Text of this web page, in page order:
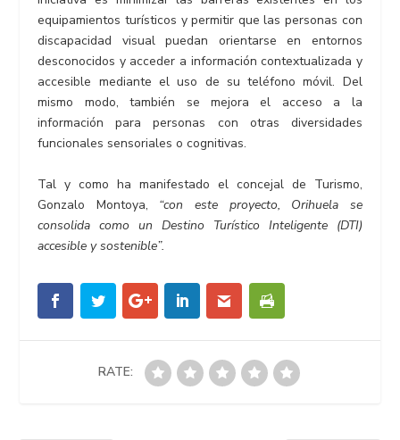
equipamientos turísticos y permitir que las personas con
discapacidad visual puedan orientarse en entornos
desconocidos y acceder a información contextualizada y
accesible mediante el uso de su teléfono móvil. Del
mismo modo, también se mejora el acceso a la
información para personas con otras diversidades
funcionales sensoriales o cognitivas.
Tal y como ha manifestado el concejal de Turismo,
Gonzalo Montoya, “con este proyecto, Orihuela se
consolida como un Destino Turístico Inteligente (DTI)
accesible y sostenible”.
RATE: